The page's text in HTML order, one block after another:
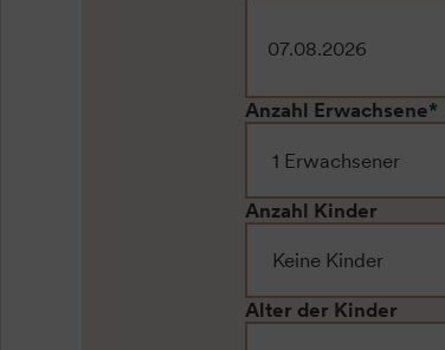
Anzahl Erwachsene*
Anzahl Kinder
Alter der Kinder